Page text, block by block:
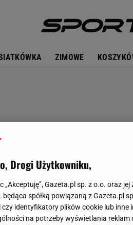
ZIMOWE
Drogi Użytkowniku,
„Akceptuję”, Gazeta.pl sp. z o.o. oraz
będąca spółką powiązaną z Gazeta.pl
czy identyfikatory plików cookie lub
na potrzeby wyświetlania